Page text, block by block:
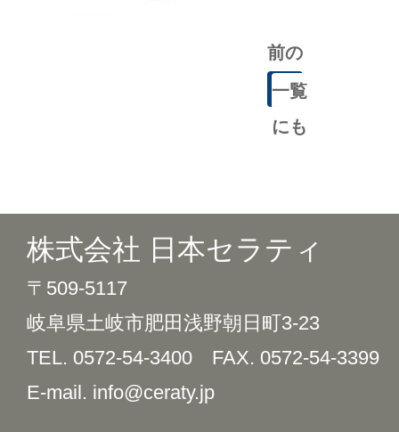
前の
記事
一覧
にも
株式会社 日本セラティ
〒509-5117
岐阜県土岐市肥田浅野朝日町3-23
TEL. 0572-54-3400 FAX. 0572-54-3399
E-mail. info@ceraty.jp